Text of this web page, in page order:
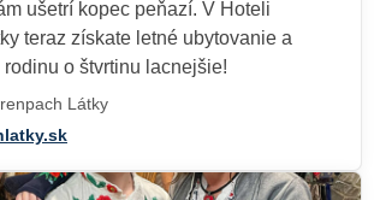
ušetrí kopec peňazí. V Hoteli
teraz získate letné ubytovanie a
o štvrtinu lacnejšie!
Látky